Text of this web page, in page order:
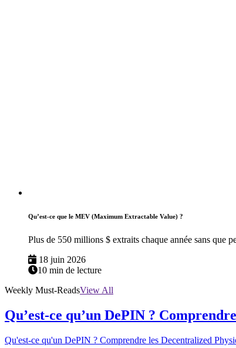
Qu’est-ce que le MEV (Maximum Extractable Value) ?
Plus de 550 millions $ extraits chaque année sans que
18 juin 2026
10 min de lecture
Weekly Must-ReadsView All
Qu’est-ce qu’un DePIN ?
Qu'est-ce qu'un DePIN ? Comprendre les Decentralized